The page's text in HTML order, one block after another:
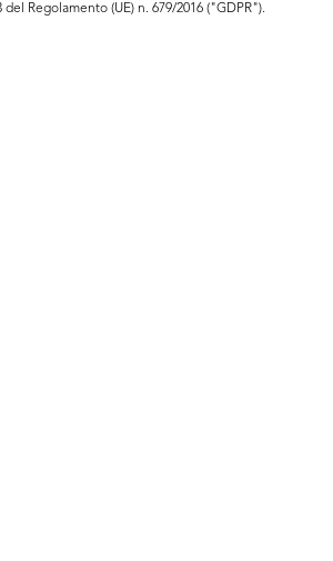
del Regolamento (UE) n. 679/2016 ("GDPR").